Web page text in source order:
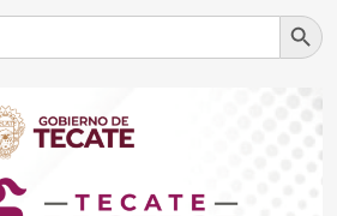
Search